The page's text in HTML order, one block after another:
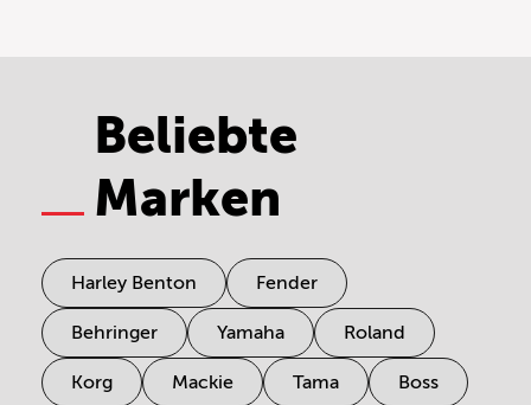
Beliebte
Marken
Harley Benton Fender
Behringer Yamaha Roland
Korg Mackie Tama Boss